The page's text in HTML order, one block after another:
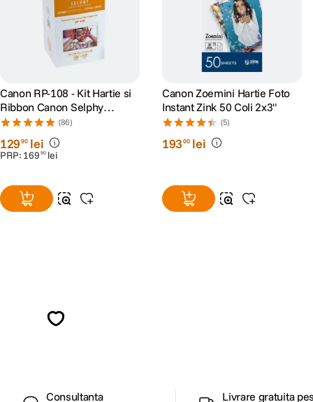
Canon RP-108 - Kit Hartie si
Ribbon Canon Selphy
CP910, CP1200, CP1300,
CP1500
(86)
12990 lei
PRP: 169 90 lei
Canon Zoemini Hartie Foto
Instant Zink 50 Coli 2x3"
(5)
19300 lei
Consultanta
Livrare gratuita